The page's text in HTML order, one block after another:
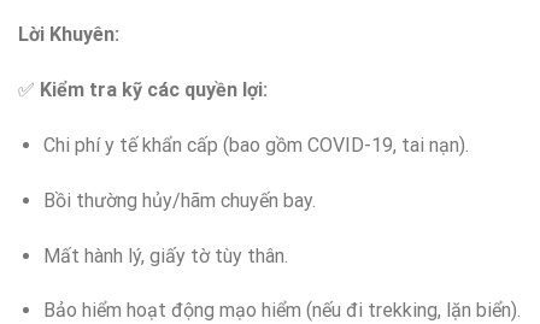
Lời Khuyên:
✅ Kiểm tra kỹ các quyền lợi:
Chi phí y tế khẩn cấp (bao gồm COVID-19, tai nạn).
Bồi thường hủy/hãm chuyến bay.
Mất hành lý, giấy tờ tùy thân.
Bảo hiểm hoạt động mạo hiểm (nếu đi trekking, lặn biển).